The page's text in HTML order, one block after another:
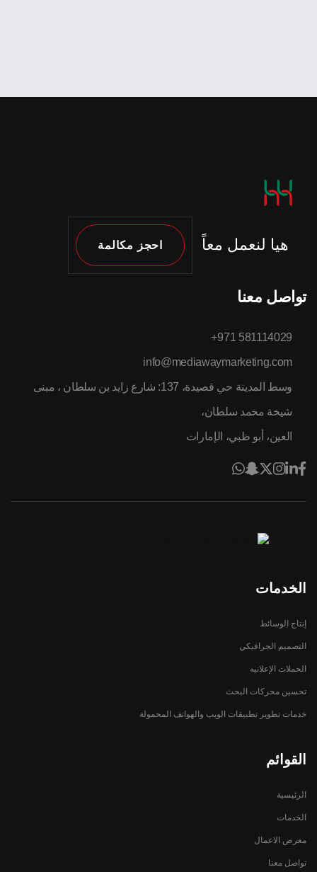
هيا لنعمل معاً احجز مكالمة
تواصل معنا
581114029 971+
info@mediawaymarketing.com
وسط المدينة حي قصيدة، 137: شارع زايد بن سلطان ، مبنى
شيخة محمد سلطان،
العين، أبو ظبي، الإمارات
الخدمات
إنتاج الوسائط
التصميم الجرافيكي
الحملات الإعلانيه
تحسين محركات البحث
خدمات تطوير تطبيقات الويب والهواتف المحمولة
القوائم
الرئيسية
الخدمات
معرض الاعمال
تواصل معنا